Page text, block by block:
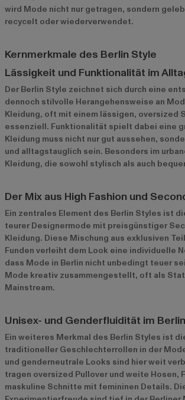
wird Mode nicht nur getragen, sondern
recycelt oder wiederverwendet.
Kernmerkmale des Berlin Style
Lässigkeit und Funktionalität im
Der Berlin Style zeichnet sich durch eine
dennoch stilvolle Herangehensweise an
Kleidung, oft mit einem lässigen, oversized
essenziell. Funktionalität spielt dabei eine
Kleidung muss nicht nur gut aussehen,
und alltagstauglich sein. Besonders im
Kleidung, die sowohl stylisch als auch
Der Mix aus High Fashion und
Ein zentrales Element des Berlin Styles ist
teurer Designermode mit preisgünstiger
Kleidung. Diese Mischung aus exklusiven
Funden verleiht dem Look eine individuelle
dass Mode in Berlin nicht unbedingt teuer
Mode kreativ zusammengestellt, oft als
Mainstream.
Unisex- und Genderfluidität im
Ein weiteres Merkmal des Berlin Styles ist
traditioneller Geschlechterrollen in der
und genderneutrale Looks sind hier weit
tragen oversized Pullover und weite Hosen,
maskuline Schnitte mit femininen Details.